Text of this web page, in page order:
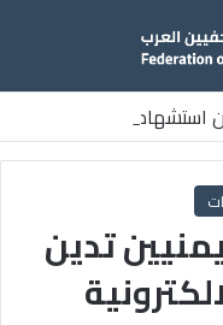
استشهاد
وسط قطاع غزة
تدين